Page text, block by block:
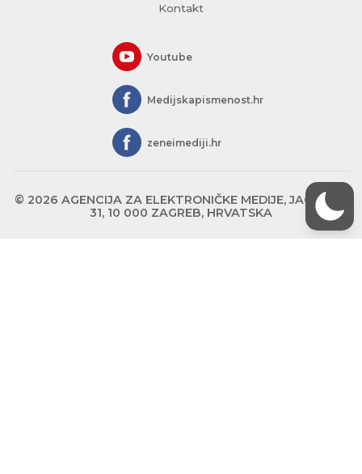
Kontakt
Youtube
Medijskapismenost.hr
zeneimediji.hr
© 2026 AGENCIJA ZA ELEKTRONIČKE MEDIJE, JAGIĆEVA
31, 10 000 ZAGREB, HRVATSKA